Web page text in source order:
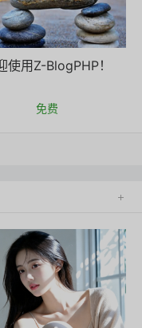
使用Z-BlogPHP！
免费
